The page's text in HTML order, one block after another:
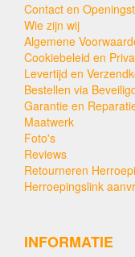
Contact en
Wie zijn wij
Algemene
Cookiebeleid en
Levertijd en
Bestellen via
Garantie en
Maatwerk
Foto's
Reviews
Retourneren
Herroepingslink
INFORMATIE